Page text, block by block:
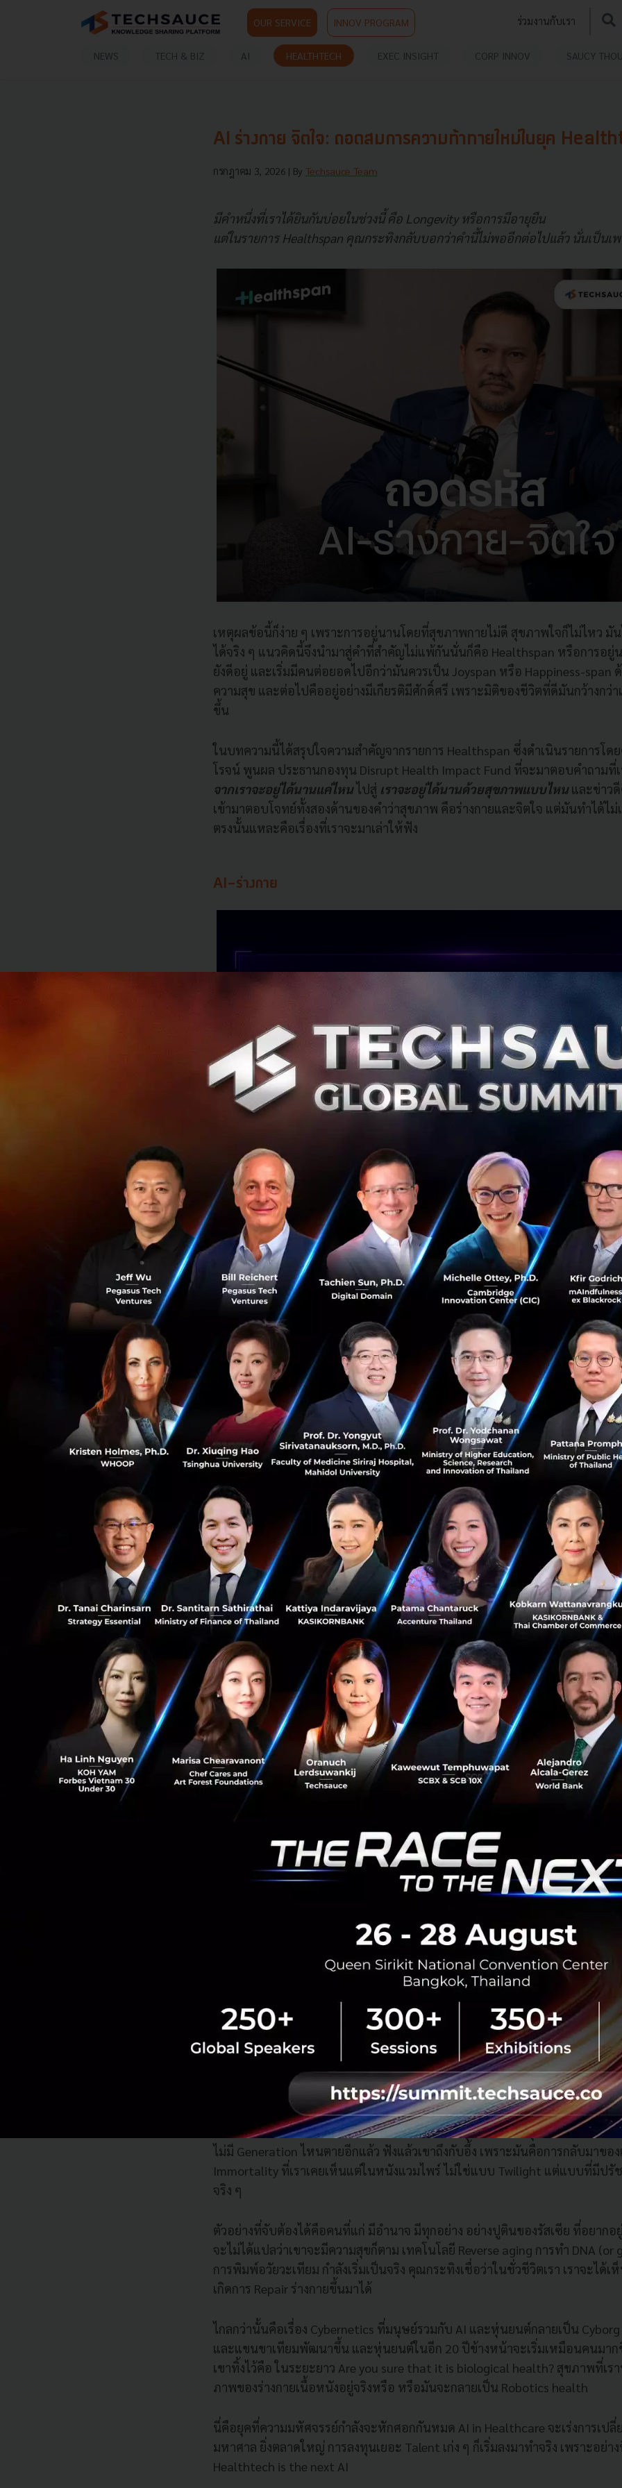
OUR SERVICE INNOV PROGRAM ร่วมงานกับเรา
NEWS TECH & BIZ AI HEALTHTECH EXEC INSIGHT CORP INNOV SAUCY
0
0
AI ร่างกาย จิตใจ: ถอดสมการความท้าทายใหม่ในยุค
กรกฎาคม 3, 2026 | By Techsauce Team
มีคำหนึ่งที่เราได้ยินกันบ่อยในช่วงนี้ คือ Longevity หรือการมีอายุยืน
แต่ในรายการ Healthspan คุณกระทิงกลับบอกว่าคำนี้ไม่พออีกต่อไปแล้ว นั่นเป็นเพ
เหตุผลข้อนี้ก็ง่าย ๆ เพราะการอยู่นานโดยที่สุขภาพกายไม่ดี สุขภาพใจก็ไม่ไหว มัน
ได้จริง ๆ แนวคิดนี้จึงนำมาสู่คำที่สำคัญไม่แพ้กันนั่นก็คือ Healthspan หรือการอยู่
ยังดีอยู่ และเริ่มมีคนต่อยอดไปอีกว่ามันควรเป็น Joyspan หรือ Happiness-span
ความสุข และต่อไปคืออยู่อย่างมีเกียรติมีศักดิ์ศรี เพราะมิติของชีวิตที่ดีมันกว้างกว่
ขึ้น
ในบทความนี้ได้สรุปใจความสำคัญจากรายการ Healthspan ซึ่งดำเนินรายการโด
โรจน์ พูนผล ประธานกองทุน Disrupt Health Impact Fund ที่จะมาตอบคำถาม
จากเราจะอยู่ได้นานแค่ไหนไปสู่ เราจะอยู่ได้นานด้วยสุขภาพแบบไหนและข่าวดี
เข้ามาตอบโจทย์ทั้งสองด้านของคำว่าสุขภาพ คือร่างกายและจิตใจ แต่มันทำได้ไม่
ตรงนั้นแหละคือเรื่องที่เราจะมาเล่าให้ฟัง
AI-ร่างกาย
ก่อนจะพูดเรื่องเทคโนโลยีล้ำ ๆ คุณกระทิงเริ่มจากเรื่องตัวเองแบบไม่อ้อมค้อม เ
เข้าข่าย Pre-diabetes หรือก่อนเบาหวาน น้ำหนักพุ่งขึ้นมา 22 กิโล กว่าจะสะสม
เวลานานมาก และตอนนั้นมีครบทั้งความดัน เบาหวาน ไขมันเกาะตับ
จุดเปลี่ยนคือพอเริ่มลดน้ำหนัก งดแอลกอฮอล์ และทำ Fasting ค่าเลือดกลับมาดี
ทำให้เขาทึ่งจริง ๆ คือพอไปตรวจ Biological age หรืออายุทางชีวภาพ ปรากฏว่า
ตามปฏิทินไปเยอะมาก เท่ากับว่าสามารถซื้อเวลาชีวิตกลับมาได้มหาศาล แถมยัง
แต่ประเด็นที่อยากชี้ไม่ได้อยู่ที่ผลลัพธ์ มันอยู่ที่ต้นทาง โรคที่คร่าชีวิตคนมากที่สุดอย่
จะโรคอ้วน เบาหวาน ความดัน หรือโรคไต ล้วนเกิดจากพฤติกรรมที่สะสมมานาน
อย่างคือเรื่องการกิน คนไทยกินเค็ม กินหวาน กินมัน เพราะอาหารไทยเป็นอาหา
การกินจึงเป็นตัวนำไปสู่โรคหลายโรค
ปัญหาคือมนุษย์เราถูกฝังมาให้ไม่เก่งเรื่องการเปลี่ยนพฤติกรรม โดยเฉพาะการเป
แบบ Atomic habit ที่กว่าจะเห็นผลต้องใช้เวลานาน คุณกระทิงสรุปวงจรที่ได้ผลจ
ตระหนัก เปลี่ยนพฤติกรรม แล้ววัดอีกครั้ง ซึ่งก็คือหลัก Plan-Do-Check-Act หรือ
Continuous improvement ที่เอามาใช้กับสุขภาพได้เลย เรื่องสุขภาพจะเป็นแบ
ปรับไปเรื่อย ๆ
แล้ว AI เข้ามาตรงไหน
คำตอบคือ Wearable และ Fitness tracker รุ่นใหม่กำลังจะกลายเป็น Medical-
ได้ละเอียดขึ้น พอเอาไปรวมกับสิ่งที่เขาเรียกว่า AI-enabled personal trainer มั
เราตลอด ช่วยเปลี่ยนพฤติกรรมที่ฝังลึกได้จริง ยิ่งในอนาคตที่ Quantum
ผลในช่วงปี 2030 และ GPU ไปอยู่ใน Device ทุกชิ้น เราจะมี Local AI ส่วนตัวคอย
ไทม์
คุณกระทิงเปรียบว่ามันเหมือนเรามี Jarvis ผู้ช่วยจากหนัง Iron Man แต่อยู่ในโลก
อีกเรื่องที่คุณกระทิงเน้นคือการนอน ตอนนี้คนเริ่มแข่งกันนอนให้ดีด้วยอุปกรณ์อย่
เดิมเรามีแค่ Sleep test แต่อนาคตจะไปไกลกว่านั้นเป็น Ambient Technology
ตอนนี้อุปกรณ์อย่าง Oxygen chamber หรือ Sleep chamber ยังแพงอยู่ แต่คุณกร
ประวัติศาสตร์โลกบอกเราเสมอ พอมี Demand มากพอ ราคาก็จะลงเอง และตอนนี้
มาเล่นเรื่อง Sleep และ Healthspan devices แล้ว
พอ Big Tech ลงมา Startup ก็สร้างนวัตกรรมตาม วิวัฒนาการก็จะเร่งตัว เพราะ
ตลาดระดับ Trillion เช่นกัน
คุณกระทิงเล่าว่าเคยอ่าน Pitch Deck ของ Startup ด้าน Longevity ที่ก่อตั้งโดย
หนึ่ง หน้าแรกเขียนไว้ว่า เราอาจเป็น Generation สุดท้ายของมนุษยชาติที่ต้องตา
ไม่มี Generation ไหนตายอีกแล้ว ฟังแล้วเขาถึงกับอึ้ง เพราะมันคือการกลับมาขอ
Immortality ที่เราเคยเห็นแต่ในหนังแวมไพร์ ไม่ใช่แบบ Twilight แต่แบบที่มีปรัช
จริง ๆ
ตัวอย่างที่จับต้องได้คือคนที่แก่ มีอำนาจ มีทุกอย่าง อย่างปูตินของรัสเซีย ที่อยาก
จะไม่ได้แปลว่าเขาจะมีความสุขก็ตาม เทคโนโลยี Reverse aging การทำ DNA (or
การพิมพ์อวัยวะเทียม กำลังเริ่มเป็นจริง คุณกระทิงเชื่อว่าในชั่วชีวิตเรา เราจะได้
เกิดการ Repair ร่างกายขึ้นมาได้
ไกลกว่านั้นคือเรื่อง Cybernetics ที่มนุษย์รวมกับ AI และหุ่นยนต์กลายเป็น Cyborg
และแขนขาเทียมพัฒนาขึ้น และหุ่นยนต์ในอีก 20 ปีข้างหน้าจะเริ่มเหมือนคนมาก
เขาทิ้งไว้คือ ในระยะยาว Are you sure that it is biological health? สุขภาพที่เร
ภาพของร่างกายเนื้อหนังอยู่จริงหรือ หรือมันจะกลายเป็น Robotics health
นี่คือยุคที่ความมหัศจรรย์กำลังจะหักศอกกันหมด AI in Healthcare จะเร่งการเป
มหาศาล ยิ่งตลาดใหญ่ การลงทุนเยอะ Talent เก่ง ๆ ก็เริ่มลงมาทำจริง เพราะอย่าง
Healthtech is the next AI